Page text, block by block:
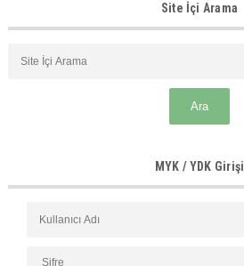
Site İçi Arama
MYK / YDK Girişi